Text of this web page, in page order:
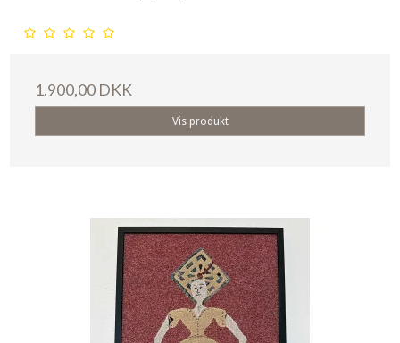
1.900,00 DKK
Vis produkt